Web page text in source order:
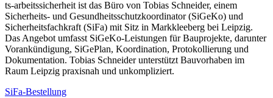
ts-arbeitssicherheit ist das Büro von Tobias Schneider, einem
Sicherheits- und Gesundheitsschutzkoordinator (SiGeKo) und
Sicherheitsfachkraft (SiFa) mit Sitz in Markkleeberg bei Leipzig.
Das Angebot umfasst SiGeKo-Leistungen für Bauprojekte, darunter
Vorankündigung, SiGePlan, Koordination, Protokollierung und
Dokumentation. Tobias Schneider unterstützt Bauvorhaben im
Raum Leipzig praxisnah und unkompliziert.
SiFa-Bestellung